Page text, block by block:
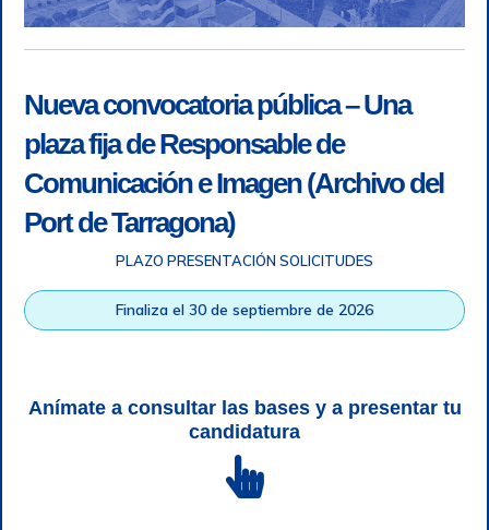
grabación telefónica
| SGSI |
Login
Autoridad Portuaria de Tarragona © Todos los derechos
Nueva convocatoria pública – Una
plaza fija de Responsable de
Comunicación e Imagen (Archivo del
Port de Tarragona)
PLAZO PRESENTACIÓN SOLICITUDES
Finaliza el 30 de septiembre de 2026
Anímate a consultar las bases y a presentar tu
candidatura